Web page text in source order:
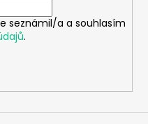
seznámil/a a souhlasím
.